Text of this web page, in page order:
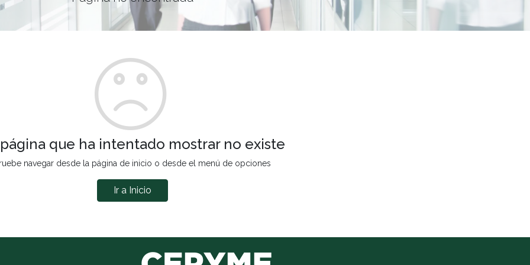
que ha intentado mostrar no existe
navegar desde la página de inicio o desde el menú de opciones
Ir a Inicio